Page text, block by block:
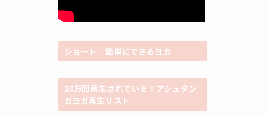
ショート｜簡単にできるヨガ
20万回再生されている！アシュタン
ガヨガ再生リスト